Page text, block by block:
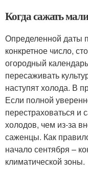
Когда сажать
Определенной даты
конкретное число,
огородный
пересаживать
наступят холода. В
Если полной
перестраховаться и
холодов, чем из-за
саженцы. Как
начало сентября –
климатической зоны.